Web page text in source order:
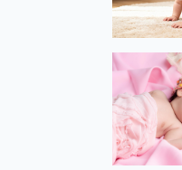
penting
3.
Selama
Tips